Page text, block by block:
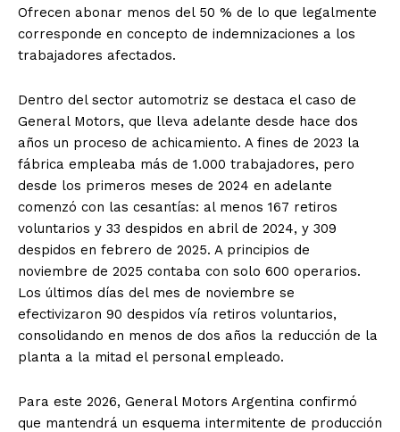
Ofrecen abonar menos del 50 % de lo que legalmente
corresponde en concepto de indemnizaciones a los
trabajadores afectados.
Dentro del sector automotriz se destaca el caso de
General Motors, que lleva adelante desde hace dos
años un proceso de achicamiento. A fines de 2023 la
fábrica empleaba más de 1.000 trabajadores, pero
desde los primeros meses de 2024 en adelante
comenzó con las cesantías: al menos 167 retiros
voluntarios y 33 despidos en abril de 2024, y 309
despidos en febrero de 2025. A principios de
noviembre de 2025 contaba con solo 600 operarios.
Los últimos días del mes de noviembre se
efectivizaron 90 despidos vía retiros voluntarios,
consolidando en menos de dos años la reducción de la
planta a la mitad el personal empleado.
Para este 2026, General Motors Argentina confirmó
que mantendrá un esquema intermitente de producción